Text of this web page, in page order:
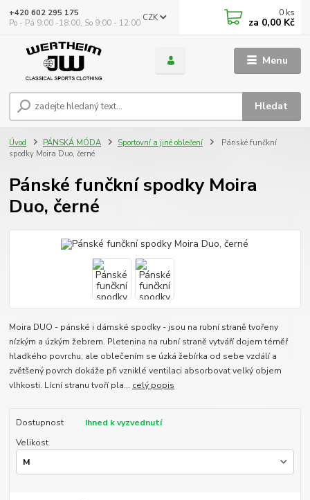
Menu
CZK
Hledat
+420 602 295 175
Po - Pá 9:00 -18:00, So 9:00 - 12:00
0 ks
za 0,00 Kč
Úvod PÁNSKÁ MÓDA Sportovní a jiné oblečení
Pánské funčkní
spodky Moira Duo, černé
Pánské funčkní spodky Moira
Duo, černé
Moira DUO - pánské i dámské spodky - jsou na rubní straně tvořeny
nízkým a úzkým žebrem. Pletenina na rubní straně vytváří dojem téměř
hladkého povrchu, ale oblečením se úzká žebírka od sebe vzdálí a
zvětšený povrch dokáže při vzniklé ventilaci absorbovat velký objem
vlhkosti. Lícní stranu tvoří pla... celý popis
Dostupnost
Ihned k vyzvednutí
Velikost